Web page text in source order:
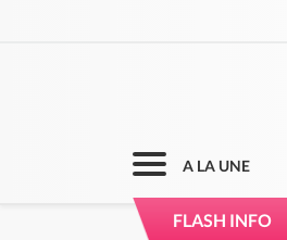
A LA UNE
FLASH INFO